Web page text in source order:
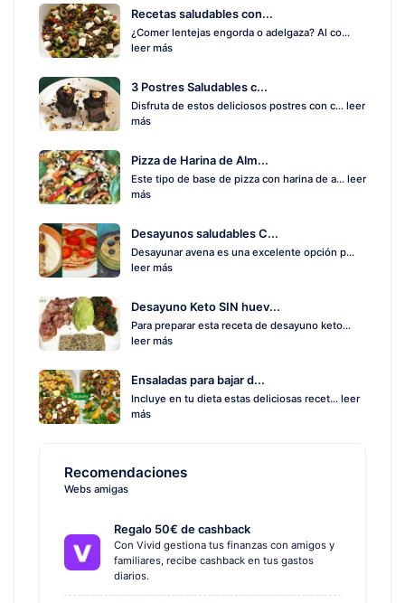
Recetas saludables con...
¿Comer lentejas engorda o adelgaza? Al co...
leer más
3 Postres Saludables c...
Disfruta de estos deliciosos postres con c... leer
más
Pizza de Harina de Alm...
Este tipo de base de pizza con harina de a... leer
más
Desayunos saludables C...
Desayunar avena es una excelente opción p...
leer más
Desayuno Keto SIN huev...
Para preparar esta receta de desayuno keto...
leer más
Ensaladas para bajar d...
Incluye en tu dieta estas deliciosas recet... leer
más
Recomendaciones
Webs amigas
Regalo 50€ de cashback
Con Vivid gestiona tus finanzas con amigos y
familiares, recibe cashback en tus gastos
diarios.